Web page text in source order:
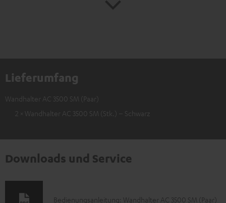
Lieferumfang
Wandhalter AC 3500 SM (Paar)
2 × Wandhalter AC 3500 SM (Stk.) – Schwarz
Downloads und Service
Bedienungsanleitung: Wandhalter AC 3500 SM (Paar)